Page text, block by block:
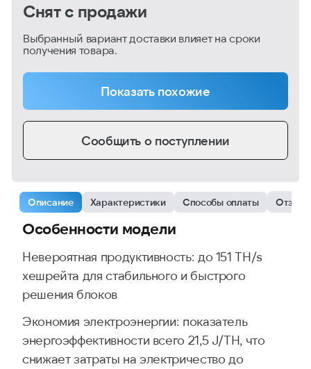
Описание Характеристики Способы оплаты Отзывы
Особенности модели
Невероятная продуктивность: до 151 TH/s
хешрейта для стабильного и быстрого
решения блоков
Экономия электроэнергии: показатель
энергоэффективности всего 21,5 J/TH, что
снижает затраты на электричество до
Снят с продажи
Выбранный вариант доставки влияет на сроки
получения товара.
Показать похожие
Сообщить о поступлении